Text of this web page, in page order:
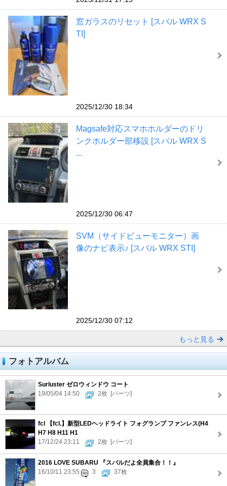
窓ガラスのリセット [スバル WRX S
TI]
2025/12/30 18:34
Magsafe対応スマホホルダーのドリ
ンクホルダー部移設 [スバル WRX S
...
2025/12/30 06:47
SVM（サイドビューモニター）画
像のナビ表示♪ [スバル WRX STI]
2025/12/30 07:12
もっと見る
フォトアルバム
Surluster ゼロウィンドウ コート
19/05/04 14:50
2枚 [パーツ]
fcl 【fcl.】新型LEDヘッドライト フォグランプ ファンレス(H4
H7 H8 H11 H1
17/12/24 23:11
2枚 [パーツ]
2016 LOVE SUBARU 『スバルだよ全員集合！！』
16/10/11 23:55
3 37枚